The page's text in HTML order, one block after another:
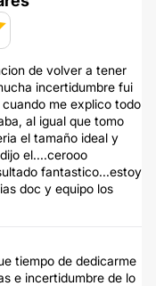
de volver a tener
incertidumbre fui
me explico todo
al igual que tomo
el tamaño ideal y
el....cerooo
fantastico...estoy
doc y equipo los
tiempo de dedicarme
e incertidumbre de lo